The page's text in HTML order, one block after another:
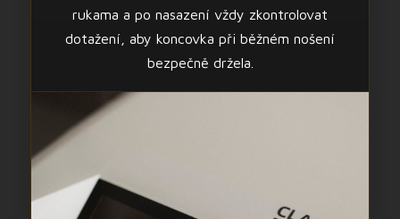
rukama a po nasazení vždy zkontrolovat
dotažení, aby koncovka při běžném nošení
bezpečně držela.